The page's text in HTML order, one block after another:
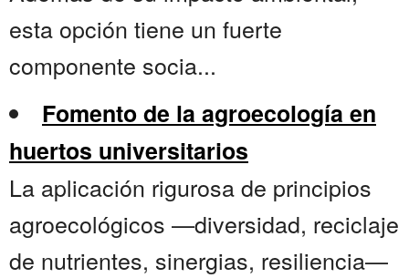
esta opción tiene un fuerte
componente socia...
Fomento de la agroecología en
huertos universitarios
La aplicación rigurosa de principios
agroecológicos —diversidad, reciclaje
de nutrientes, sinergias, resiliencia—